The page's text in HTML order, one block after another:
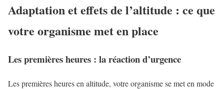
Adaptation et effets de l’altitude : ce que
votre organisme met en place
Les premières heures : la réaction d’urgence
Les premières heures en altitude, votre organisme se met en mode